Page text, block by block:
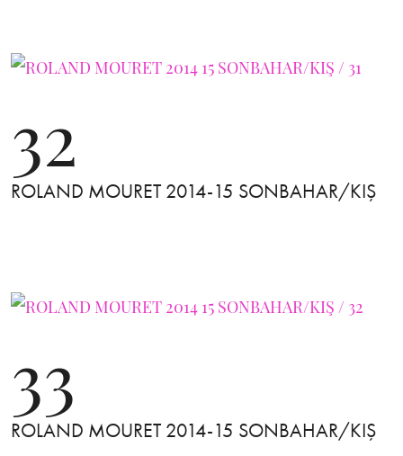
32
ROLAND MOURET 2014-15 SONBAHAR/KIŞ
33
ROLAND MOURET 2014-15 SONBAHAR/KIŞ